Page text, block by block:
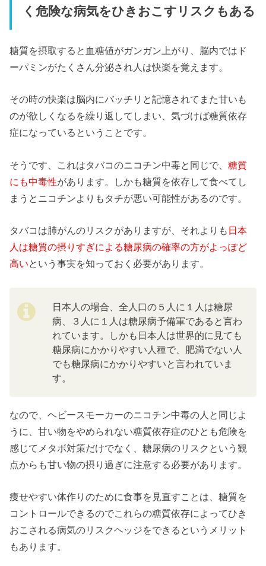
く危険な病気をひきおこすリスクもある
糖質を摂取すると血糖値がガンガン上がり、脳内ではド
ーパミンがたくさん分泌され人は快楽を覚えます。
その時の快楽は脳内にバッチリと記憶されてまた甘いも
のが欲しくなるを繰り返してしまい、気づけば糖質依存
症になっているということです。
そうです、これはタバコのニコチン中毒と同じで、糖質
にも中毒性があります。しかも糖質を依存して食べてし
まうとニコチンよりもタチが悪い可能性があるのです。
タバコは肺がんのリスクがありますが、それよりも 日本
人は糖質の摂りすぎによる糖尿病の確率の方がよっぽど
高いという事実を知っておく必要があります。
日本人の場合、全人口の５人に１人は糖尿
病、３人に１人は糖尿病予備軍であると言わ
れています。しかも日本人は世界的に見ても
糖尿病にかかりやすい人種で、肥満でない人
でも糖尿病にかかりやすいと言われていま
す。
なので、ヘビースモーカーのニコチン中毒の人と同じよ
うに、甘い物をやめられない糖質依存症のひとも危険を
感じてメタボ対策だけでなく、糖尿病のリスクという観
点からも甘い物の摂り過ぎに注意する必要があります。
痩せやすい体作りのために食事を見直すことは、糖質を
コントロールできるのでこれらの糖質依存によってひき
おこされる病気のリスクヘッジをできるというメリット
もあります。